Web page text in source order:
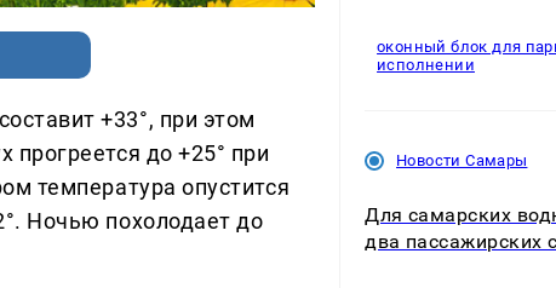
+33°, при этом
прогреется до +25° при
температура опустится
Ночью похолодает до
оконный блок для
исполнении
Новости Самары
Для самарских
два пассажирских